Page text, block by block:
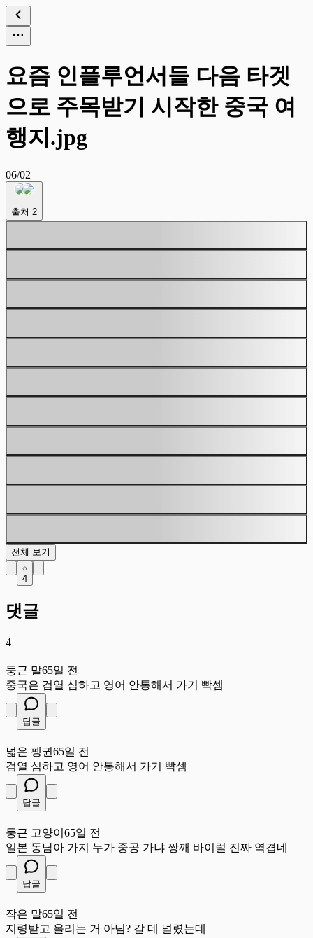
요즘 인플루언서들 다음 타겟
으로 주목받기 시작한 중국 여
행지.jpg
06/02
출처 2
전체 보기
4
댓글
4
둥근 말65일 전
중국은 검열 심하고 영어 안통해서 가기 빡셈
답글
넓은 펭귄 65일 전
검열 심하고 영어 안통해서 가기 빡셈
답글
둥근 고양이 65일 전
일본 동남아 가지 누가 중공 가냐 짱깨 바이럴 진짜 역겹네
답글
작은 말65일 전
지령받고 올리는 거 아님? 갈 데 널렸는데